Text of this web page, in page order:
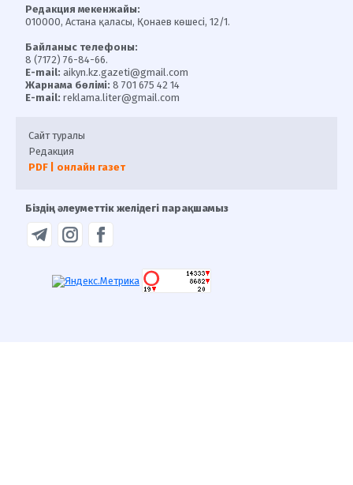
Редакция мекенжайы:
010000, Астана қаласы, Қонаев көшесі, 12/1.
Байланыс телефоны:
8 (7172) 76-84-66.
E-mail: aikyn.kz.gazeti@gmail.com
Жарнама бөлімі: 8 701 675 42 14
E-mail: reklama.liter@gmail.com
Сайт туралы
Редакция
PDF | онлайн газет
Біздің әлеуметтік желідегі парақшамыз